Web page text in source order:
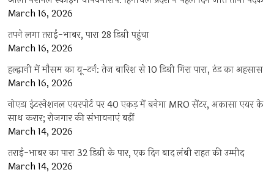
March 16, 2026
तपने लगा तराई-भाबर, पारा 28 डिग्री पहुंचा
March 16, 2026
हल्द्वानी में मौसम का यू-टर्न: तेज बारिश से 10 डिग्री गिरा पारा, ठंड का अहसास
March 16, 2026
नोएडा इंटरनेशनल एयरपोर्ट पर 40 एकड़ में बनेगा MRO सेंटर, अकासा एयर के
साथ करार; रोजगार की संभावनाएं बढ़ीं
March 14, 2026
तराई-भाबर का पारा 32 डिग्री के पार, एक दिन बाद लंबी राहत की उम्मीद
March 14, 2026